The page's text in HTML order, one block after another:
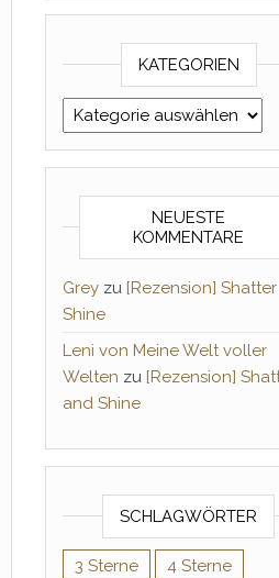
KATEGORIEN
Kategorien
NEUESTE
KOMMENTARE
Greyzu [Rezension]
Shine
Leni von Meine Welt voller
Welten zu [Rezension]
and Shine
SCHLAGWÖRTER
3 Sterne
4 Sterne